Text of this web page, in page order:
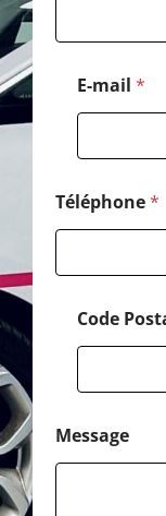
E-mail *
Téléphone*
Code
Message